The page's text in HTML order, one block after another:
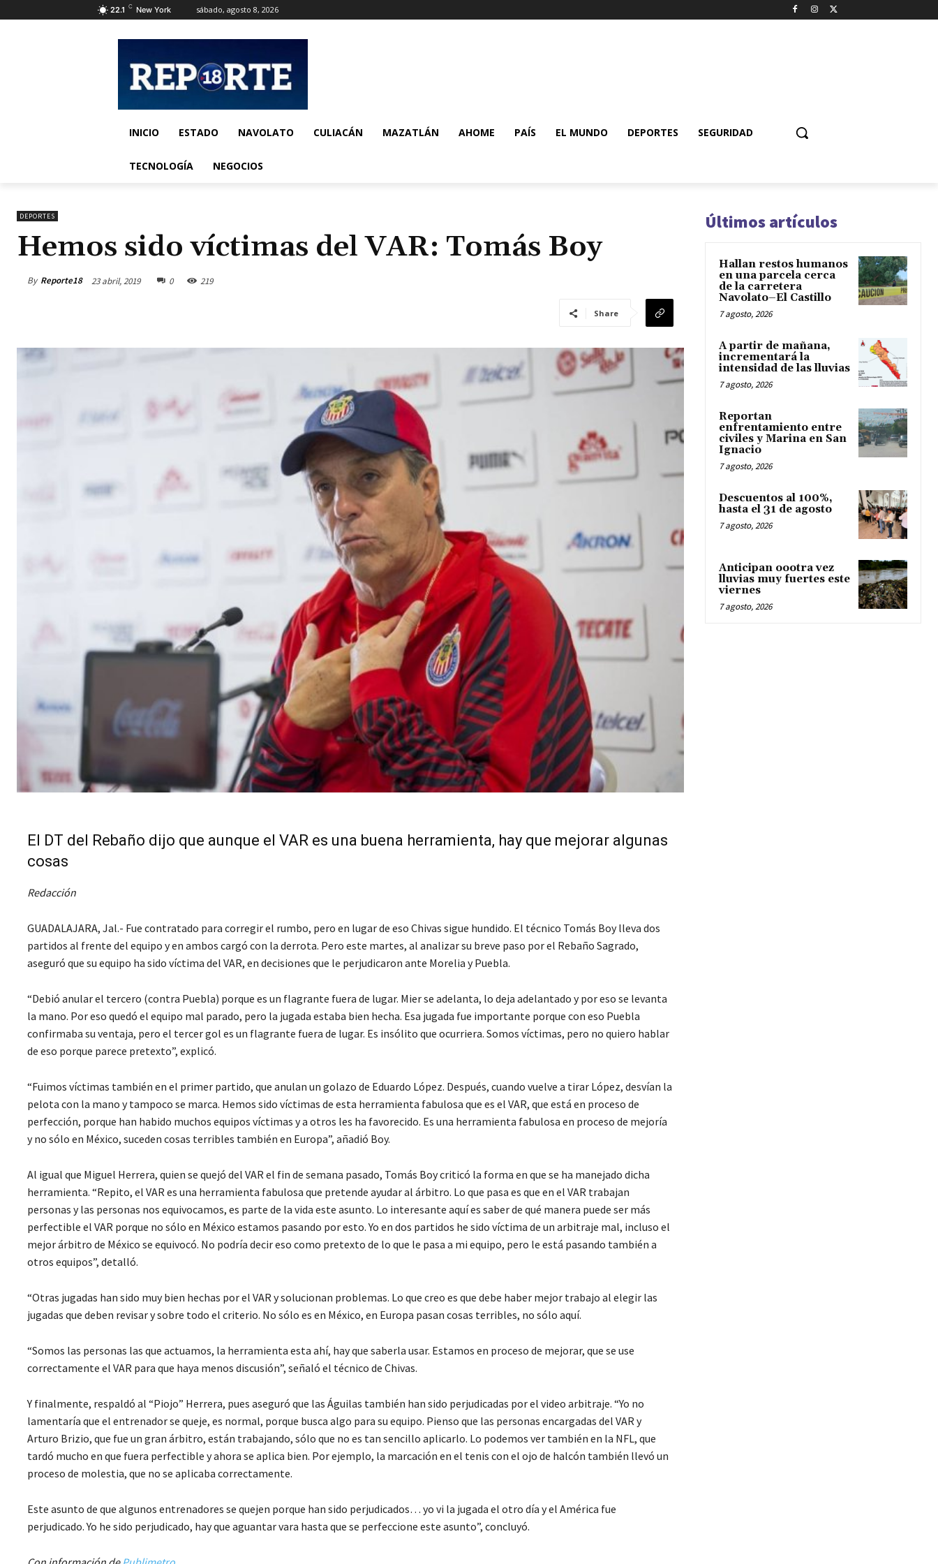
22.1 C New York sábado, agosto 8, 2026
INICIO ESTADO NAVOLATO CULIACÁN MAZATLÁN AHOME PAÍS EL MUNDO DEPORTES SEGURIDAD
TECNOLOGÍA NEGOCIOS
DEPORTES
Hemos sido víctimas del VAR: Tomás Boy
By Reporte18 23 abril, 2019 0 219
Share
El DT del Rebaño dijo que aunque el VAR es una buena herramienta, hay que mejorar algunas
cosas
Redacción
GUADALAJARA, Jal.- Fue contratado para corregir el rumbo, pero en lugar de eso Chivas sigue hundido. El técnico Tomás Boy lleva dos
partidos al frente del equipo y en ambos cargó con la derrota. Pero este martes, al analizar su breve paso por el Rebaño Sagrado,
aseguró que su equipo ha sido víctima del VAR, en decisiones que le perjudicaron ante Morelia y Puebla.
“Debió anular el tercero (contra Puebla) porque es un flagrante fuera de lugar. Mier se adelanta, lo deja adelantado y por eso se levanta
la mano. Por eso quedó el equipo mal parado, pero la jugada estaba bien hecha. Esa jugada fue importante porque con eso Puebla
confirmaba su ventaja, pero el tercer gol es un flagrante fuera de lugar. Es insólito que ocurriera. Somos víctimas, pero no quiero hablar
de eso porque parece pretexto”, explicó.
“Fuimos víctimas también en el primer partido, que anulan un golazo de Eduardo López. Después, cuando vuelve a tirar López, desvían la
pelota con la mano y tampoco se marca. Hemos sido víctimas de esta herramienta fabulosa que es el VAR, que está en proceso de
perfección, porque han habido muchos equipos víctimas y a otros les ha favorecido. Es una herramienta fabulosa en proceso de mejoría
y no sólo en México, suceden cosas terribles también en Europa”, añadió Boy.
Al igual que Miguel Herrera, quien se quejó del VAR el fin de semana pasado, Tomás Boy criticó la forma en que se ha manejado dicha
herramienta. “Repito, el VAR es una herramienta fabulosa que pretende ayudar al árbitro. Lo que pasa es que en el VAR trabajan
personas y las personas nos equivocamos, es parte de la vida este asunto. Lo interesante aquí es saber de qué manera puede ser más
perfectible el VAR porque no sólo en México estamos pasando por esto. Yo en dos partidos he sido víctima de un arbitraje mal, incluso el
mejor árbitro de México se equivocó. No podría decir eso como pretexto de lo que le pasa a mi equipo, pero le está pasando también a
otros equipos”, detalló.
“Otras jugadas han sido muy bien hechas por el VAR y solucionan problemas. Lo que creo es que debe haber mejor trabajo al elegir las
jugadas que deben revisar y sobre todo el criterio. No sólo es en México, en Europa pasan cosas terribles, no sólo aquí.
“Somos las personas las que actuamos, la herramienta esta ahí, hay que saberla usar. Estamos en proceso de mejorar, que se use
correctamente el VAR para que haya menos discusión”, señaló el técnico de Chivas.
Y finalmente, respaldó al “Piojo” Herrera, pues aseguró que las Águilas también han sido perjudicadas por el video arbitraje. “Yo no
lamentaría que el entrenador se queje, es normal, porque busca algo para su equipo. Pienso que las personas encargadas del VAR y
Arturo Brizio, que fue un gran árbitro, están trabajando, sólo que no es tan sencillo aplicarlo. Lo podemos ver también en la NFL, que
tardó mucho en que fuera perfectible y ahora se aplica bien. Por ejemplo, la marcación en el tenis con el ojo de halcón también llevó un
proceso de molestia, que no se aplicaba correctamente.
Este asunto de que algunos entrenadores se quejen porque han sido perjudicados… yo vi la jugada el otro día y el América fue
perjudicado. Yo he sido perjudicado, hay que aguantar vara hasta que se perfeccione este asunto”, concluyó.
Últimos artículos
Hallan restos humanos
en una parcela cerca
de la carretera
Navolato–El Castillo
7 agosto, 2026
A partir de mañana,
incrementará la
intensidad de las lluvias
7 agosto, 2026
Reportan
enfrentamiento entre
civiles y Marina en San
Ignacio
7 agosto, 2026
Descuentos al 100%,
hasta el 31 de agosto
7 agosto, 2026
Anticipan oootra vez
lluvias muy fuertes este
viernes
7 agosto, 2026